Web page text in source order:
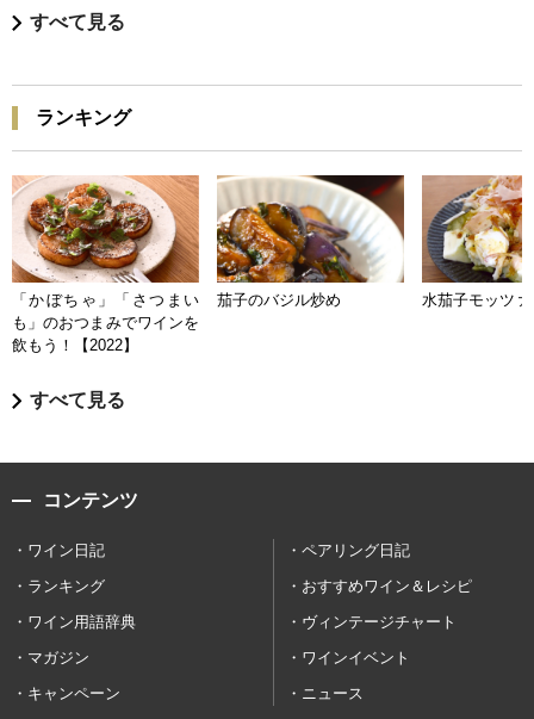
すべて見る
ランキング
「かぼちゃ」「さつまい
も」のおつまみでワインを
飲もう！【2022】
茄子のバジル炒め 水茄子モッツァ
すべて見る
コンテンツ
ワイン日記
ペアリング日記
ランキング
おすすめワイン＆レシピ
ワイン用語辞典
ヴィンテージチャート
マガジン
ワインイベント
キャンペーン
ニュース